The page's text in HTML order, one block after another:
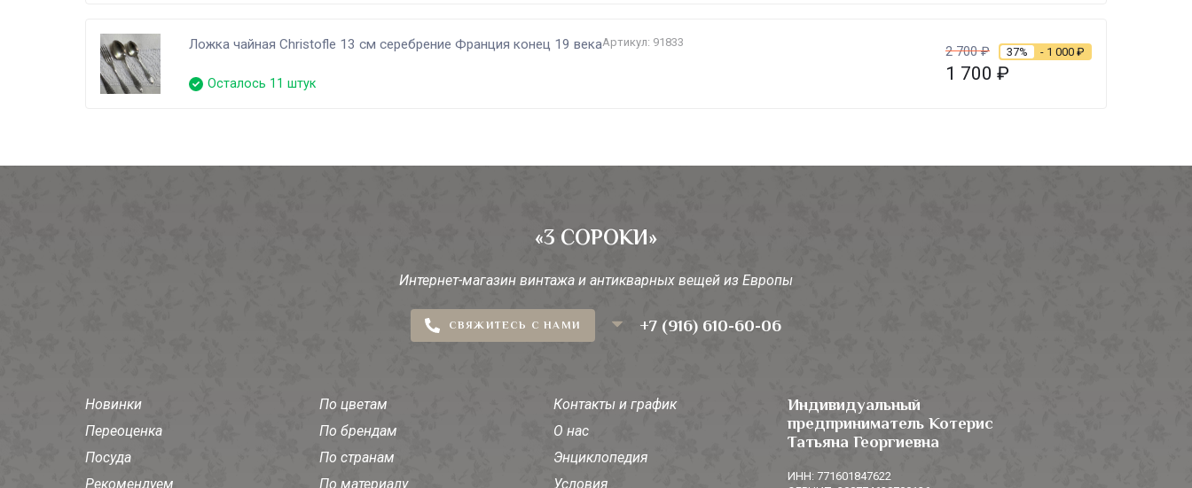
Ложка чайная Christofle 13 см серебрение Франция конец 19 векаАртикул: 91833
Осталось 11 штук
2 700₽ 37% - 1 000 ₽
1 700 ₽
«3 СОРОКИ»
Интернет-магазин винтажа и антикварных вещей из Европы
СВЯЖИТЕСЬ С НАМИ +7 (916) 610-60-06
Новинки
Переоценка
Посуда
Рекомендуем
По цветам
По брендам
По странам
По материалу
Контакты и график
О нас
Энциклопедия
Условия
Индивидуальный
предприниматель Котерис
Татьяна Георгиевна
ИНН: 771601847622